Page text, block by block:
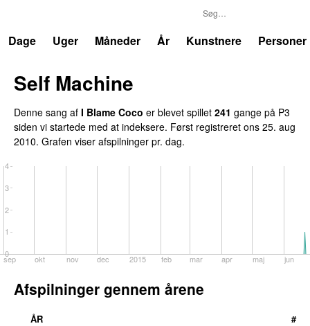
Dage
Uger Måneder År Kunstnere Personer
Self Machine
Denne sang af I Blame Coco er blevet spillet 241 gange på P3
siden vi startede med at indeksere. Først registreret ons 25. aug
2010. Grafen viser afspilninger pr. dag.
sep okt nov dec 2015 feb mar apr maj jun
0
1
2
3
4
Afspilninger gennem årene
ÅR #